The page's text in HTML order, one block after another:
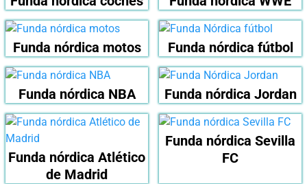
Funda nórdica motos Funda nórdica fútbol
Funda nórdica NBA Funda nórdica Jordan
Funda nórdica Atlético
de Madrid
Funda nórdica Sevilla
FC